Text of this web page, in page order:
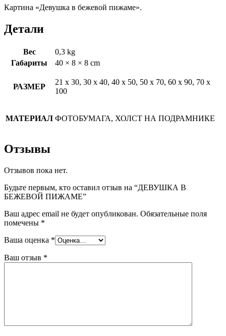
Картина «Девушка в бежевой пижаме».
Детали
Вес
0,3 kg
Габариты
40 × 8 × 8 cm
РАЗМЕР
21 х 30, 30 х 40, 40 х 50, 50 х 70, 60 х 90, 70 х
100
МАТЕРИАЛ ФОТОБУМАГА, ХОЛСТ НА ПОДРАМНИКЕ
Отзывы
Отзывов пока нет.
Будьте первым, кто оставил отзыв на “ДЕВУШКА В
БЕЖЕВОЙ ПИЖАМЕ”
Ваш адрес email не будет опубликован. Обязательные поля
помечены *
Ваша оценка *
Ваш отзыв *